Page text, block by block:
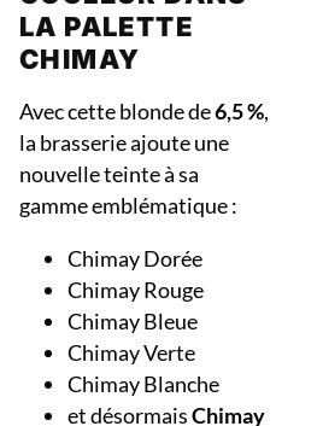
LA PALETTE
CHIMAY
Avec cette blonde de6,5 %,
la brasserie ajoute une
nouvelle teinte à sa
gamme emblématique :
Chimay Dorée
Chimay Rouge
Chimay Bleue
Chimay Verte
Chimay Blanche
et désormaisChimay